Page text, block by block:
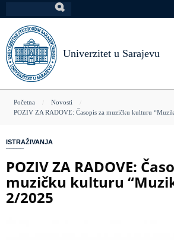
na
glavni
sadržaj
Univerzitet u Sarajevu
You
here
Početna
Novosti
POZIV ZA RADOVE: Časopis za muzičku kulturu
ISTRAŽIVANJA
POZIV ZA RADOVE:
muzičku kulturu
2/2025